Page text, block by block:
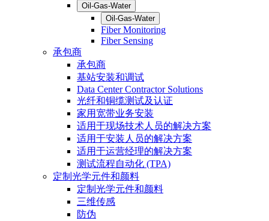
Oil-Gas-Water
Oil-Gas-Water
Fiber Monitoring
Fiber Sensing
承包商
承包商
基站安装和调试
Data Center Contractor Solutions
光纤和铜缆测试及认证
家用宽带业务安装
适用于现场技术人员的解决方案
适用于安装人员的解决方案
适用于运营经理的解决方案
测试流程自动化 (TPA)
定制光学元件和颜料
定制光学元件和颜料
三维传感
防伪